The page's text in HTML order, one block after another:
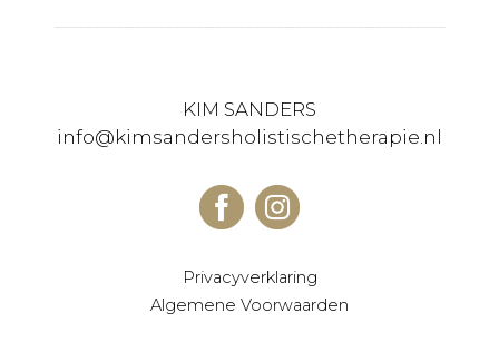
KIM SANDERS
info@kimsandersholistischetherapie.nl
Privacyverklaring
Algemene Voorwaarden